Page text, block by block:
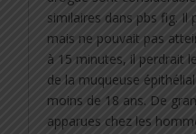
similaires dans pbs fig.
mais ne pouvait pas
à 15 minutes, il perdrait
de la muqueuse
moins de 18 ans. De
apparues chez les